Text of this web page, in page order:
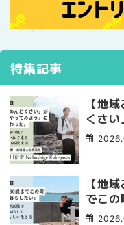
特集記事
【地
くさ
た。
【地
でこ
み出し